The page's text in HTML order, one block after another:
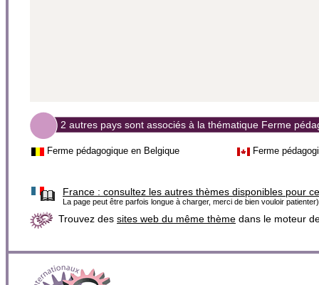
2 autres pays sont associés à la thématique Ferme
Ferme pédagogique en Belgique Ferme
France : consultez les autres thèmes disponibles pour
La page peut être parfois longue à charger, merci de bien vouloir patienter)
Trouvez des sites web du même thème dans le moteur